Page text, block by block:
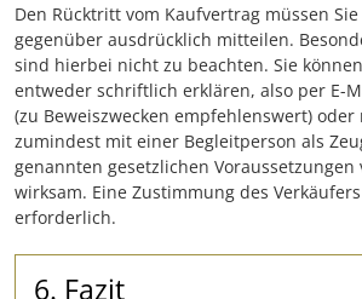
Den Rücktritt vom Kaufvertrag müssen
gegenüber ausdrücklich mitteilen.
sind hierbei nicht zu beachten. Sie
entweder schriftlich erklären, also per E-
(zu Beweiszwecken empfehlenswert)
zumindest mit einer Begleitperson als
genannten gesetzlichen
wirksam. Eine Zustimmung des
erforderlich.
6. Fazit